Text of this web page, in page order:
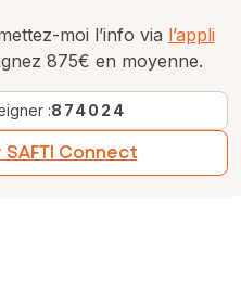
moi l’info via l’appli
875€ en moyenne.
:874024
Connect